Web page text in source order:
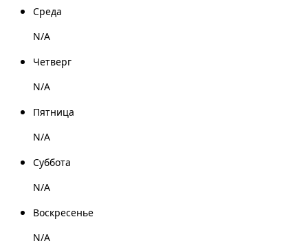
Среда
N/A
Четверг
N/A
Пятница
N/A
Суббота
N/A
Воскресенье
N/A